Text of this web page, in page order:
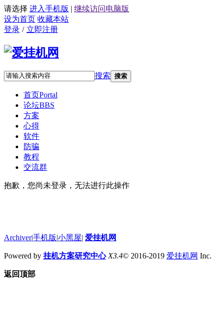
请选择 进入手机版 | 继续访问电脑版
设为首页 收藏本站
登录 / 立即注册
搜索 搜索
首页Portal
论坛BBS
方案
心得
软件
防骗
教程
交流群
抱歉，您尚未登录，无法进行此操作
Archiver|手机版|小黑屋| 爱挂机网
Powered by 挂机方案研究中心 X3.4© 2016-2019 爱挂机网 Inc.
返回顶部